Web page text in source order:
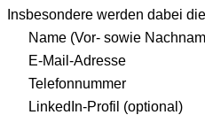
Insbesondere werden dabei
Name (Vor- sowie
E-Mail-Adresse
Telefonnummer
LinkedIn-Profil (optional)